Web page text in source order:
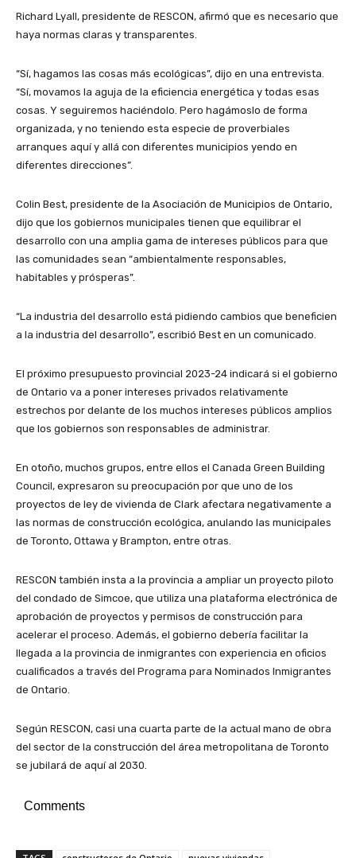
Richard Lyall, presidente de RESCON, afirmó que es necesario que
haya normas claras y transparentes.
“Sí, hagamos las cosas más ecológicas”, dijo en una entrevista.
“Sí, movamos la aguja de la eficiencia energética y todas esas
cosas. Y seguiremos haciéndolo. Pero hagámoslo de forma
organizada, y no teniendo esta especie de proverbiales
arranques aquí y allá con diferentes municipios yendo en
diferentes direcciones”.
Colin Best, presidente de la Asociación de Municipios de Ontario,
dijo que los gobiernos municipales tienen que equilibrar el
desarrollo con una amplia gama de intereses públicos para que
las comunidades sean “ambientalmente responsables,
habitables y prósperas”.
“La industria del desarrollo está pidiendo cambios que beneficien
a la industria del desarrollo”, escribió Best en un comunicado.
El próximo presupuesto provincial 2023-24 indicará si el gobierno
de Ontario va a poner intereses privados relativamente
estrechos por delante de los muchos intereses públicos amplios
que los gobiernos son responsables de administrar.
En otoño, muchos grupos, entre ellos el Canada Green Building
Council, expresaron su preocupación por que uno de los
proyectos de ley de vivienda de Clark afectara negativamente a
las normas de construcción ecológica, anulando las municipales
de Toronto, Ottawa y Brampton, entre otras.
RESCON también insta a la provincia a ampliar un proyecto piloto
del condado de Simcoe, que utiliza una plataforma electrónica de
aprobación de proyectos y permisos de construcción para
acelerar el proceso. Además, el gobierno debería facilitar la
llegada a la provincia de inmigrantes con experiencia en oficios
cualificados a través del Programa para Nominados Inmigrantes
de Ontario.
Según RESCON, casi una cuarta parte de la actual mano de obra
del sector de la construcción del área metropolitana de Toronto
se jubilará de aquí al 2030.
Comments